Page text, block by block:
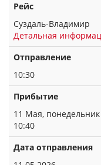
Рейс
Суздаль-Владимир
Детальная
Отправление
10:30
Прибытие
11 Мая, понедельник
10:40
Дата отправления